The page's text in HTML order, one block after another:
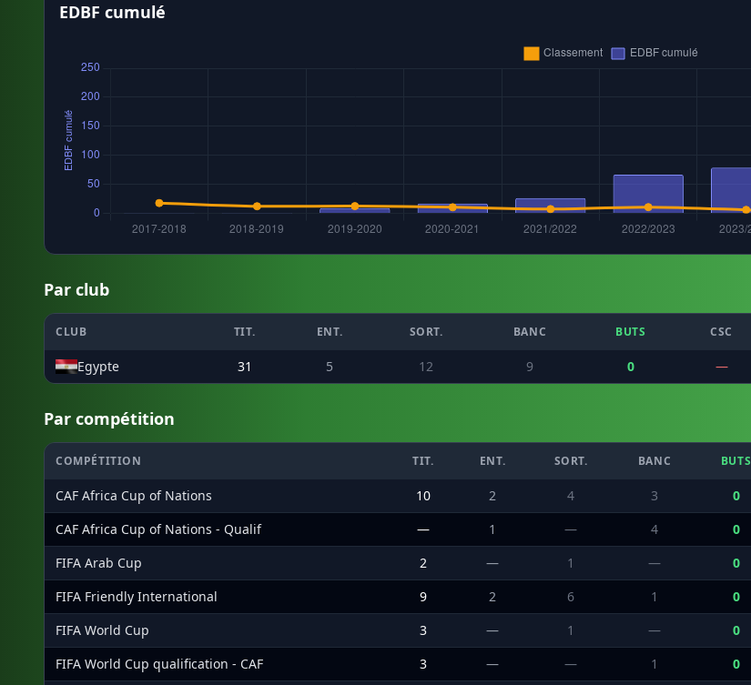
EDBF cumulé
Par club
CLUB TIT. ENT. SORT. BANC BUTS CSC
Egypte 31 5 12 9 0 —
Par compétition
COMPÉTITION TIT. ENT. SORT. BANC BUTS
CAF Africa Cup of Nations 10 2 4 3 0
CAF Africa Cup of Nations - Qualif
— 1 — 4 0
FIFA Arab Cup
2 — 1 — 0
FIFA Friendly International
9 2 6 1 0
FIFA World Cup
3 — 1 — 0
FIFA World Cup qualification - CAF
3 — — 1 0